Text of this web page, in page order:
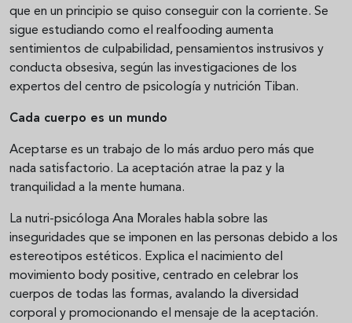
que en un principio se quiso conseguir con la corriente. Se
sigue estudiando como el realfooding aumenta
sentimientos de culpabilidad, pensamientos instrusivos y
conducta obsesiva, según las investigaciones de los
expertos del centro de psicología y nutrición Tiban.
Cada cuerpo es un mundo
Aceptarse es un trabajo de lo más arduo pero más que
nada satisfactorio. La aceptación atrae la paz y la
tranquilidad a la mente humana.
La nutri-psicóloga Ana Morales habla sobre las
inseguridades que se imponen en las personas debido a los
estereotipos estéticos. Explica el nacimiento del
movimiento body positive, centrado en celebrar los
cuerpos de todas las formas, avalando la diversidad
corporal y promocionando el mensaje de la aceptación.